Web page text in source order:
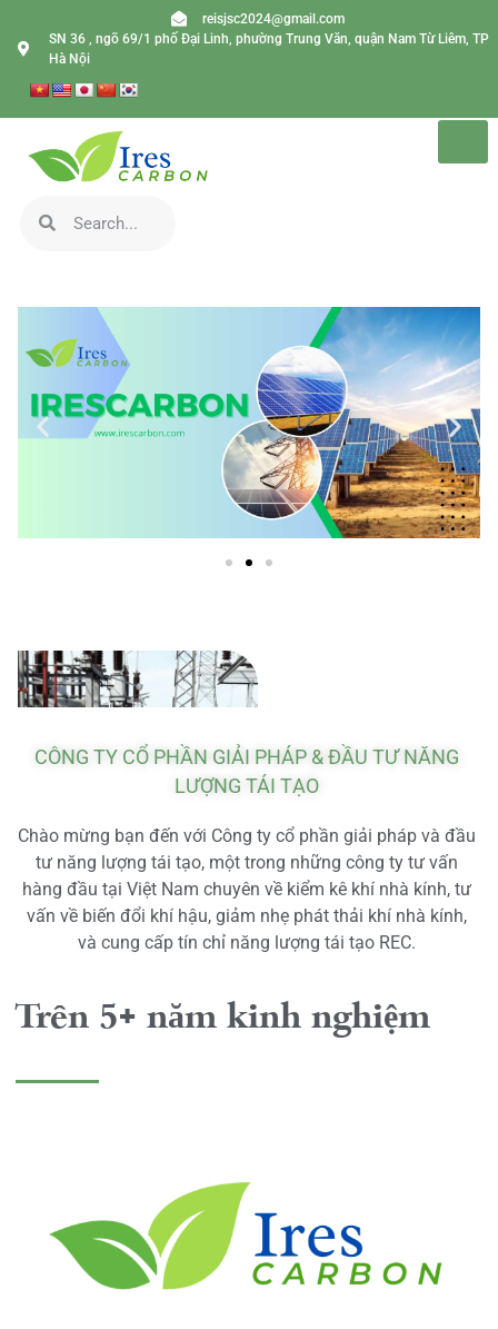
reisjsc2024@gmail.com
SN 36 , ngõ 69/1 phố Đại Linh, phường Trung Văn, quận Nam Từ Liêm, TP
Hà Nội
CÔNG TY CỔ PHẦN GIẢI PHÁP & ĐẦU TƯ NĂNG
LƯỢNG TÁI TẠO
Chào mừng bạn đến với Công ty cổ phần giải pháp và đầu
tư năng lượng tái tạo, một trong những công ty tư vấn
hàng đầu tại Việt Nam chuyên về kiểm kê khí nhà kính, tư
vấn về biến đổi khí hậu, giảm nhẹ phát thải khí nhà kính,
và cung cấp tín chỉ năng lượng tái tạo REC.
Trên 5+ năm kinh nghiệm